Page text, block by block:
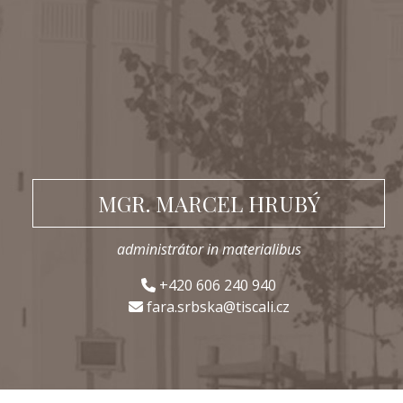
MGR. MARCEL HRUBÝ
administrátor in materialibus
+420 606 240 940
fara.srbska@tiscali.cz